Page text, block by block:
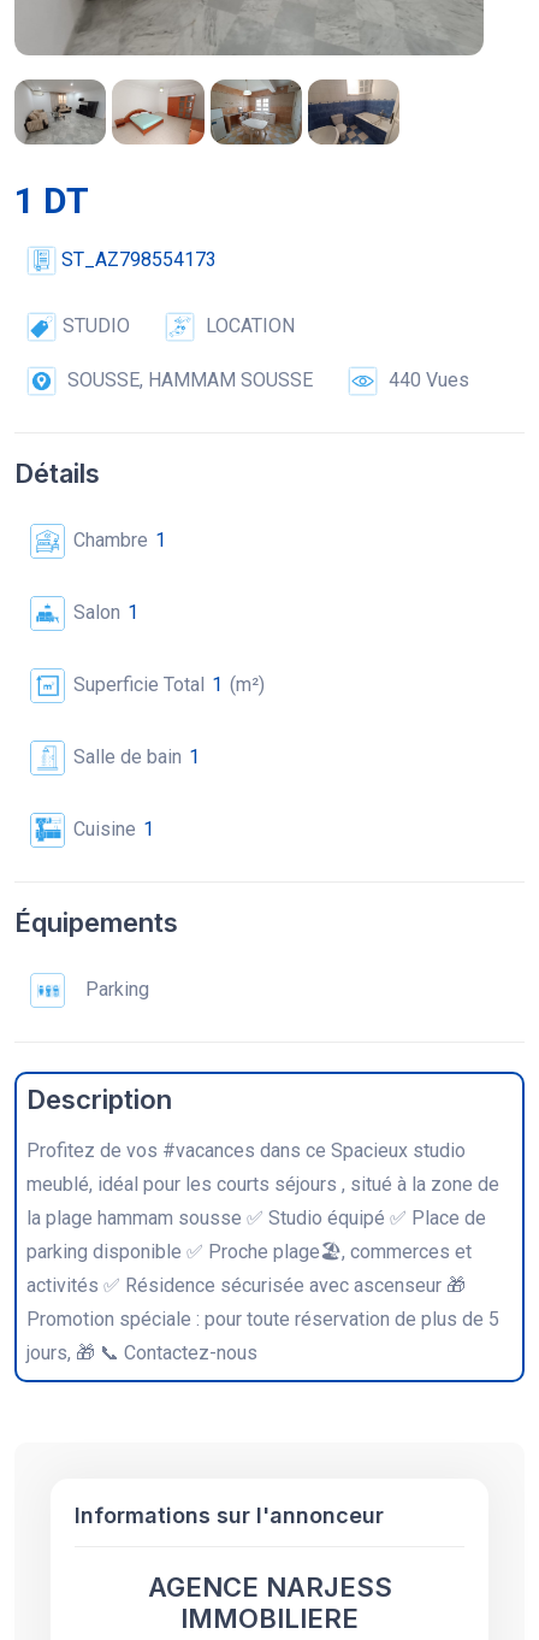
1 DT
ST_AZ798554173
STUDIO LOCATION
SOUSSE, HAMMAM SOUSSE 440 Vues
Détails
Chambre 1
Salon 1
Superficie Total 1 (m²)
Salle de bain 1
Cuisine 1
Équipements
Parking
Description
Profitez de vos #vacances dans ce Spacieux studio
meublé, idéal pour les courts séjours , situé à la zone de
la plage hammam sousse ✅ Studio équipé ✅ Place de
parking disponible ✅ Proche plage🏖, commerces et
activités ✅ Résidence sécurisée avec ascenseur 🎁
Promotion spéciale : pour toute réservation de plus de 5
jours, 🎁 📞 Contactez-nous
Informations sur l'annonceur
AGENCE NARJESS
IMMOBILIERE